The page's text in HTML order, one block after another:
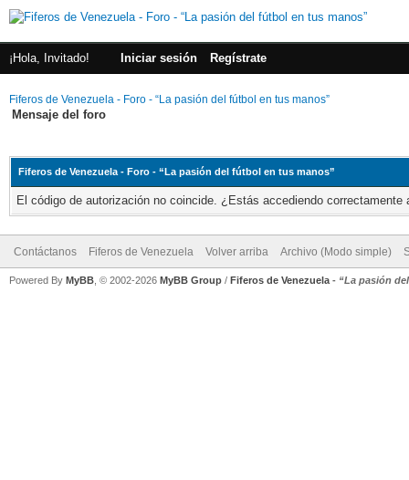
¡Hola, Invitado! Iniciar sesión Regístrate
Fiferos de Venezuela - Foro - “La pasión del fútbol en tus manos”
Mensaje del foro
Fiferos de Venezuela - Foro - “La pasión del fútbol en tus manos”
El código de autorización no coincide. ¿Estás accediendo
Contáctanos Fiferos de Venezuela Volver arriba Archivo (Modo simple)
Powered By MyBB , © 2002-2026 MyBB Group / Fiferos de Venezuela - “La pasión